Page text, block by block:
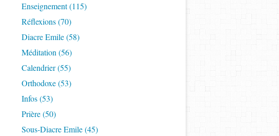
Enseignement (115)
Réflexions (70)
Diacre Emile (58)
Méditation (56)
Calendrier (55)
Orthodoxe (53)
Infos (53)
Prière (50)
Sous-Diacre Emile (45)